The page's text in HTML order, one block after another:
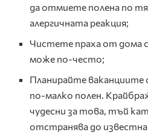
да отмиете полена по
алергичната реакция;
Чистете праха от дома
може по-често;
Планирайте ваканциите
по-малко полен.
чудесни за това, тъй
отстранява до